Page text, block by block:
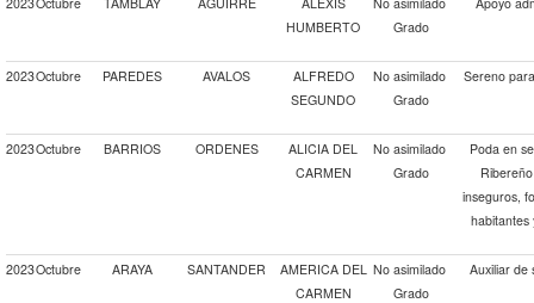
HUMBERTO
Grado
2023Octubre PAREDES AVALOS
ALFREDO
SEGUNDO
No asimilado
Grado
Sereno
2023Octubre BARRIOS ORDENES
ALICIA DEL
CARMEN
No asimilado
Grado
Poda en
inseguros,
habitantes
2023Octubre ARAYA SANTANDER
AMERICA DEL
CARMEN
No asimilado
Grado
Auxiliar de